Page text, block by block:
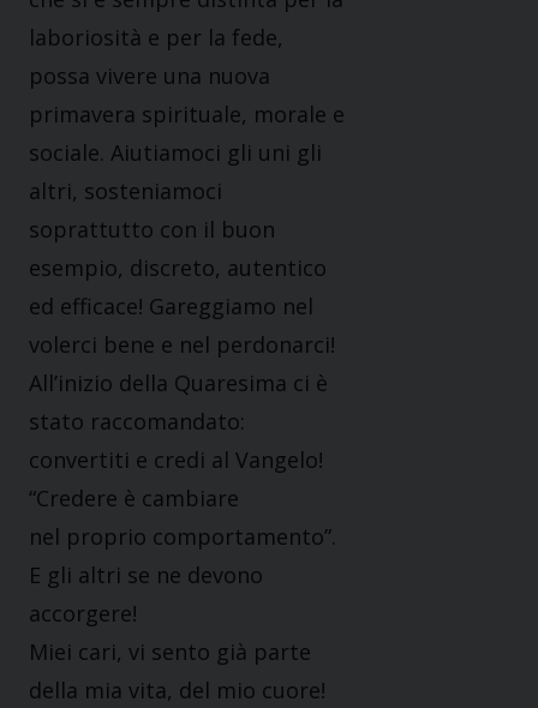
laboriosità e per la fede,
possa vivere una nuova
primavera spirituale, morale e
sociale. Aiutiamoci gli uni gli
altri, sosteniamoci
soprattutto con il buon
esempio, discreto, autentico
ed efficace! Gareggiamo nel
volerci bene e nel perdonarci!
All’inizio della Quaresima ci è
stato raccomandato:
convertiti e credi al Vangelo!
“Credere è cambiare
nel proprio comportamento”.
E gli altri se ne devono
accorgere!
Miei cari, vi sento già parte
della mia vita, del mio cuore!